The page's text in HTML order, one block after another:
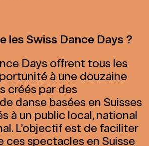
les Swiss Dance Days ?
Days offrent tous les
à une douzaine
créés par des
danse basées en Suisses
à un public local, national
L’objectif est de faciliter
ces spectacles en Suisse